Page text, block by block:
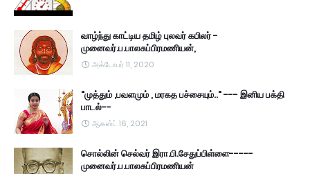
வாழ்ந்து காட்டிய தமிழ் புலவர் கபிலர் -
முனைவர்.ப.பாலசுப்பிரமணியன்,
அக்டோபர் 11, 2020
"முத்தும் ,பவளமும் , மரகத பச்சையும்.." --- இனிய பக்தி
பாடல்--
ஆகஸ்ட் 16, 2021
சொல்லின் செல்வர் இரா.பி.சேதுப்பிள்ளை-----
முனைவர்.ப.பாலசுப்பிரமணியன்